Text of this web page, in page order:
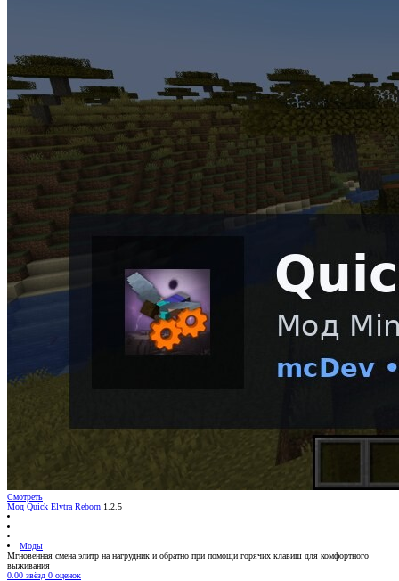
Смотреть
Мод Quick Elytra Reborn 1.2.5
Моды
Мгновенная смена элитр на нагрудник и обратно при помощи горячих клавиш для комфортного
выживания
0.00 звёзд 0 оценок